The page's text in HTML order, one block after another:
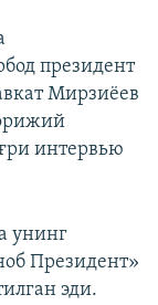
президент
Мирзиёев
интервью
унинг
Президент»
эди.